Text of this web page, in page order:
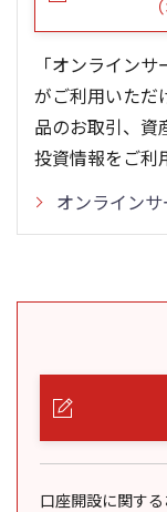
「オンライン
がご利用いただ
品のお取引、資
投資情報をご利
オンライン
口座開設に関す